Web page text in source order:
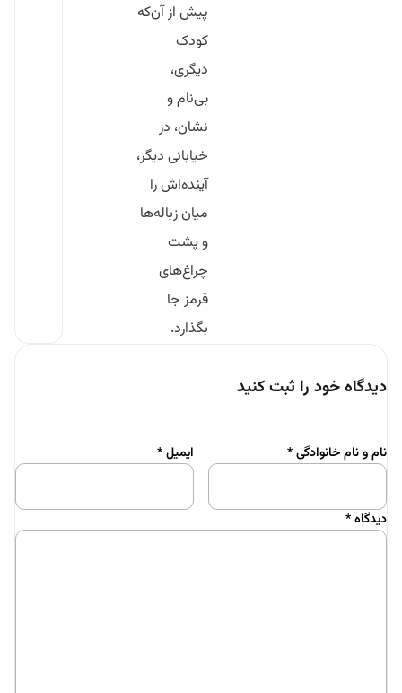
پیش از آن‌که
کودک
دیگری،
بی‌نام و
نشان، در
خیابانی دیگر،
آینده‌اش را
میان زباله‌ها
و پشت
چراغ‌های
قرمز جا
بگذارد.
دیدگاه خود را ثبت کنید
دیدگاه*
نام و نام خانوادگی* ایمیل*